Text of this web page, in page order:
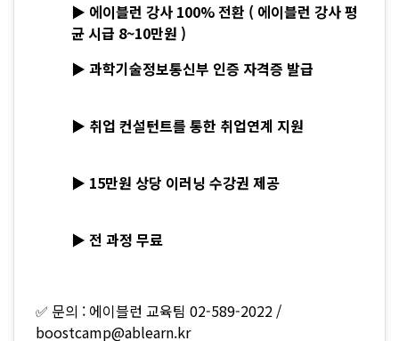
▶ 에이블런 강사 100% 전환 ( 에이블런 강사 평
균 시급 8~10만원 )
▶ 과학기술정보통신부 인증 자격증 발급
▶ 취업 컨설턴트를 통한 취업연계 지원
▶ 15만원 상당 이러닝 수강권 제공
▶ 전 과정 무료
✅ 문의 : 에이블런 교육팀 02-589-2022 /
boostcamp@ablearn.kr